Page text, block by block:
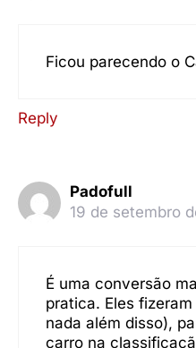
Ficou parecendo o
Reply
Padofull
19 de setembro
É uma conversão
pratica. Eles
nada além disso),
carro na